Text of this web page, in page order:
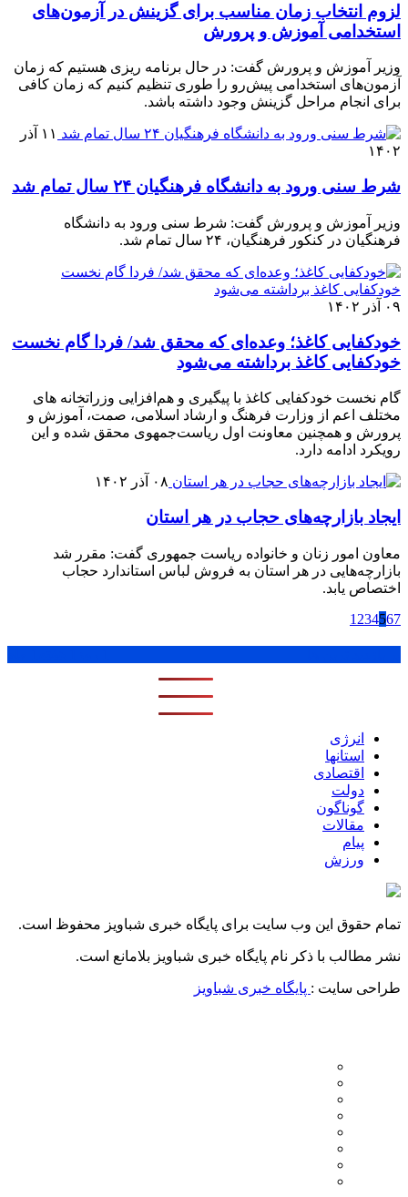
لزوم انتخاب زمان مناسب برای گزینش در آزمون‌های
استخدامی آموزش‌ و پرورش
وزیر آموزش و پرورش گفت: در حال برنامه ریزی هستیم که زمان
آزمون‌های استخدامی پیش‌رو را طوری تنظیم کنیم که زمان کافی
برای انجام مراحل گزینش وجود داشته باشد.
۱۱ آذر
۱۴۰۲
شرط سنی ورود به دانشگاه فرهنگیان ۲۴ سال تمام شد
وزیر آموزش و پرورش گفت: شرط سنی ورود به دانشگاه
فرهنگیان در کنکور فرهنگیان، ۲۴ سال تمام شد.
۰۹ آذر ۱۴۰۲
خودکفایی کاغذ؛ وعده‌ای که محقق شد/ فردا گام نخست
خودکفایی کاغذ برداشته می‌شود
گام نخست خودکفایی کاغذ با پیگیری و هم‌افزایی وزراتخانه های
مختلف اعم از وزارت فرهنگ و ارشاد اسلامی، صمت، آموزش و
پرورش و همچنین معاونت اول ریاست‌جمهوی محقق شده و این
رویکرد ادامه دارد.
۰۸ آذر ۱۴۰۲
ایجاد بازارچه‌های حجاب در هر استان
معاون امور زنان و خانواده ریاست جمهوری گفت: مقرر شد
بازارچه‌هایی در هر استان به فروش لباس استاندارد حجاب
اختصاص یابد.
1 234567
انرژی
استانها
اقتصادی
دولت
گوناگون
مقالات
پیام
ورزش
تمام حقوق این وب سایت برای پایگاه خبری شباویز محفوظ است.
نشر مطالب با ذکر نام پایگاه خبری شباویز بلامانع است.
طراحی سایت : پایگاه خبری شباویز